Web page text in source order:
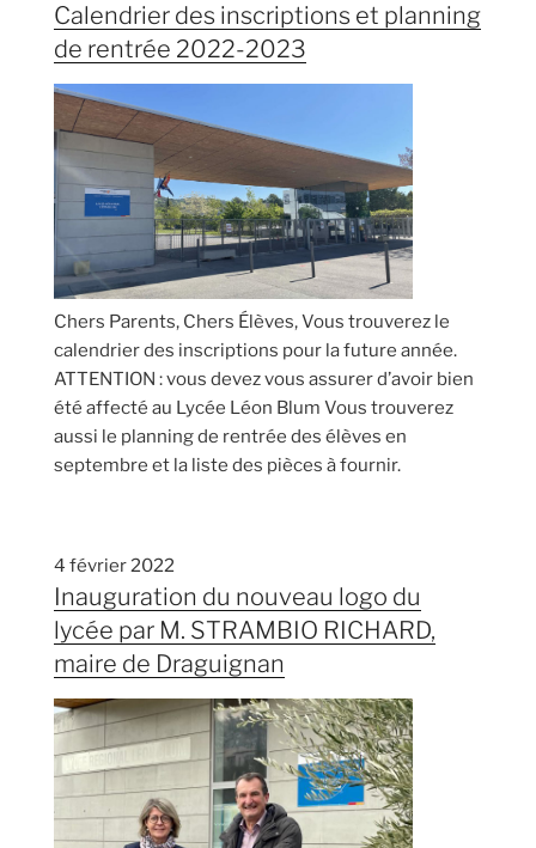
Calendrier des inscriptions et planning
de rentrée 2022-2023
Chers Parents, Chers Élèves, Vous trouverez le
calendrier des inscriptions pour la future année.
ATTENTION : vous devez vous assurer d’avoir bien
été affecté au Lycée Léon Blum Vous trouverez
aussi le planning de rentrée des élèves en
septembre et la liste des pièces à fournir.
4 février 2022
Inauguration du nouveau logo du
lycée par M. STRAMBIO RICHARD,
maire de Draguignan